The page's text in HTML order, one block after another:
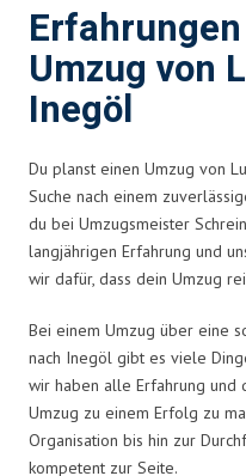
Umzug von
Inegöl
Du planst einen Umzug von
Suche nach einem
du bei Umzugsmeister
langjährigen Erfahrung und
wir dafür, dass dein Umzug
Bei einem Umzug über eine
nach Inegöl gibt es viele
wir haben alle Erfahrung und
Umzug zu einem Erfolg zu
Organisation bis hin zur
kompetent zur Seite.